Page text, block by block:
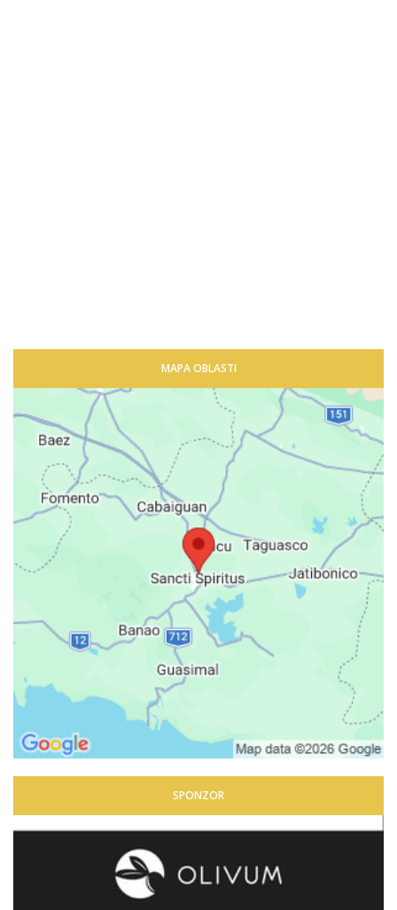
MAPA OBLASTI
SPONZOR